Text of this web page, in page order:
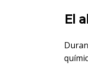
El